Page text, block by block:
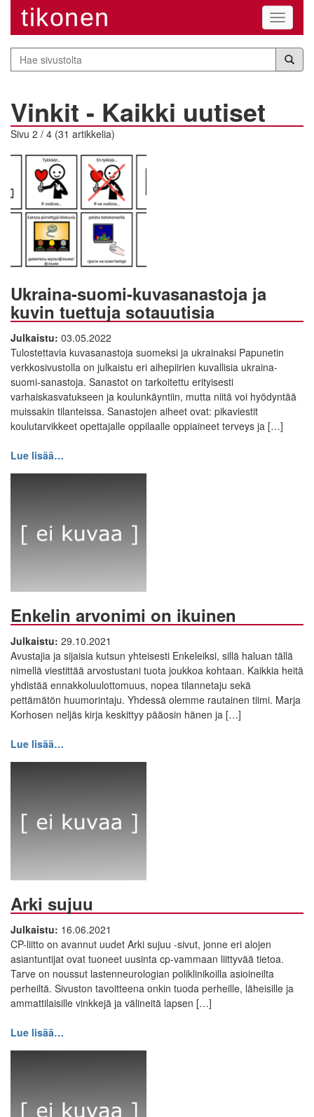
tikonen
Hae
sivustolta
Vinkit - Kaikki uutiset
Sivu 2 / 4 (31 artikkelia)
Ukraina-suomi-kuvasanastoja ja
kuvin tuettuja sotauutisia
Julkaistu: 03.05.2022
Tulostettavia kuvasanastoja suomeksi ja ukrainaksi Papunetin
verkkosivustolla on julkaistu eri aihepiirien kuvallisia ukraina-
suomi-sanastoja. Sanastot on tarkoitettu erityisesti
varhaiskasvatukseen ja koulunkäyntiin, mutta niitä voi hyödyntää
muissakin tilanteissa. Sanastojen aiheet ovat: pikaviestit
koulutarvikkeet opettajalle oppilaalle oppiaineet terveys ja […]
Lue lisää…
Enkelin arvonimi on ikuinen
Julkaistu: 29.10.2021
Avustajia ja sijaisia kutsun yhteisesti Enkeleiksi, sillä haluan tällä
nimellä viestittää arvostustani tuota joukkoa kohtaan. Kaikkia heitä
yhdistää ennakkoluulottomuus, nopea tilannetaju sekä
pettämätön huumorintaju. Yhdessä olemme rautainen tiimi. Marja
Korhosen neljäs kirja keskittyy pääosin hänen ja […]
Lue lisää…
Arki sujuu
Julkaistu: 16.06.2021
CP-liitto on avannut uudet Arki sujuu -sivut, jonne eri alojen
asiantuntijat ovat tuoneet uusinta cp-vammaan liittyvää tietoa.
Tarve on noussut lastenneurologian poliklinikoilla asioineilta
perheiltä. Sivuston tavoitteena onkin tuoda perheille, läheisille ja
ammattilaisille vinkkejä ja välineitä lapsen […]
Lue lisää…